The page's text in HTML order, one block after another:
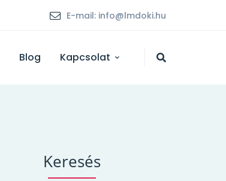
E-mail: info@lmdoki.hu
Blog Kapcsolat
Keresés